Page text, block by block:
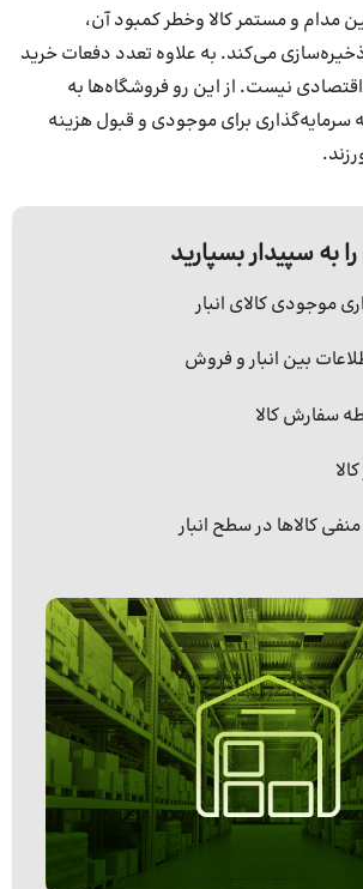
مدام و مستمر کالا وخطر کمبود آن،
ذخیره‌سازی می‌کند. به علاوه‌ تعدد دفعات خرید
اقتصادی نیست. از این رو فروشگاه‌ها به
سرمایه‌گذاری برای موجودی و قبول هزینه
به سپیدار بسپارید
موجودی کالای انبار
بین انبار و فروش
سفارش کالا
کالاها در سطح انبار